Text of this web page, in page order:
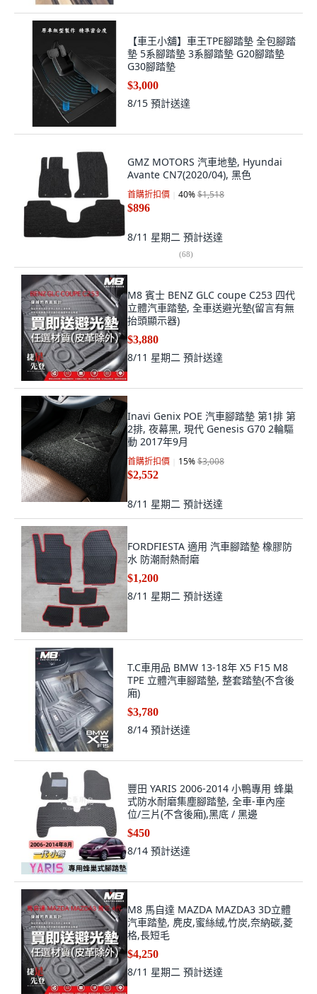
【車王小舖】車王TPE腳踏墊 全包腳踏
墊 5系腳踏墊 3系腳踏墊 G20腳踏墊
G30腳踏墊
$3,000
8/15 預計送達
GMZ MOTORS 汽車地墊, Hyundai
Avante CN7(2020/04), 黑色
首購折扣價 40%$1,518
$896
8/11 星期二 預計送達
(68)
M8 賓士 BENZ GLC coupe C253 四代
立體汽車踏墊, 全車送避光墊(留言有無
抬頭顯示器)
$3,880
8/11 星期二 預計送達
Inavi Genix POE 汽車腳踏墊 第1排 第
2排, 夜幕黑, 現代 Genesis G70 2輪驅
動 2017年9月
首購折扣價 15%$3,008
$2,552
8/11 星期二 預計送達
FORDFIESTA 適用 汽車腳踏墊 橡膠防
水 防潮耐熱耐磨
$1,200
8/11 星期二 預計送達
T.C車用品 BMW 13-18年 X5 F15 M8
TPE 立體汽車腳踏墊, 整套踏墊(不含後
廂)
$3,780
8/14 預計送達
豐田 YARIS 2006-2014 小鴨專用 蜂巢
式防水耐磨集塵腳踏墊, 全車-車內座
位/三片(不含後廂),黑底 / 黑邊
$450
8/14 預計送達
M8 馬自達 MAZDA MAZDA3 3D立體
汽車踏墊, 麂皮,蜜絲絨,竹炭,奈納碳,菱
格,長短毛
$4,250
8/11 星期二 預計送達